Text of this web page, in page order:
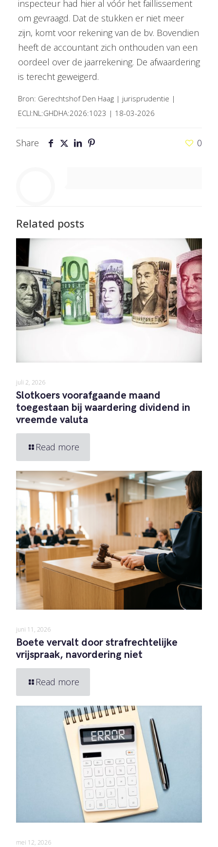
inspecteur had hier al vóór het faillissement
om gevraagd. Dat de stukken er niet meer
zijn, komt voor rekening van de bv. Bovendien
heeft de accountant zich onthouden van een
oordeel over de jaarrekening. De afwaardering
is terecht geweigerd.
Bron: Gerechtshof Den Haag | jurisprudentie |
ECLI:NL:GHDHA:2026:1023 | 18-03-2026
Share 0
Related posts
juli 2, 2026
Slotkoers voorafgaande maand
toegestaan bij waardering dividend in
vreemde valuta
Read more
juni 11, 2026
Boete vervalt door strafrechtelijke
vrijspraak, navordering niet
Read more
mei 12, 2026